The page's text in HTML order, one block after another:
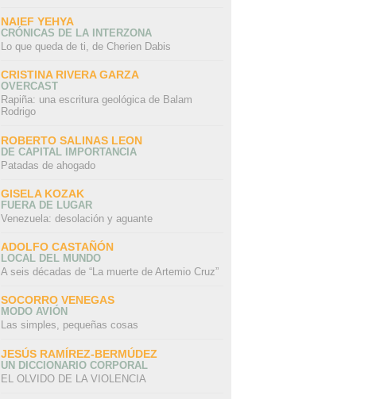
NAIEF YEHYA
CRÓNICAS DE LA INTERZONA
Lo que queda de ti, de Cherien Dabis
CRISTINA RIVERA GARZA
OVERCAST
Rapiña: una escritura geológica de Balam
Rodrigo
ROBERTO SALINAS LEON
DE CAPITAL IMPORTANCIA
Patadas de ahogado
GISELA KOZAK
FUERA DE LUGAR
Venezuela: desolación y aguante
ADOLFO CASTAÑÓN
LOCAL DEL MUNDO
A seis décadas de “La muerte de Artemio Cruz”
SOCORRO VENEGAS
MODO AVIÓN
Las simples, pequeñas cosas
JESÚS RAMÍREZ-BERMÚDEZ
UN DICCIONARIO CORPORAL
EL OLVIDO DE LA VIOLENCIA